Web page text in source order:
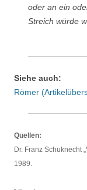
oder an ein
Streich würde
Siehe auch:
Römer
Quellen:
Dr. Franz Schuknecht
1989.